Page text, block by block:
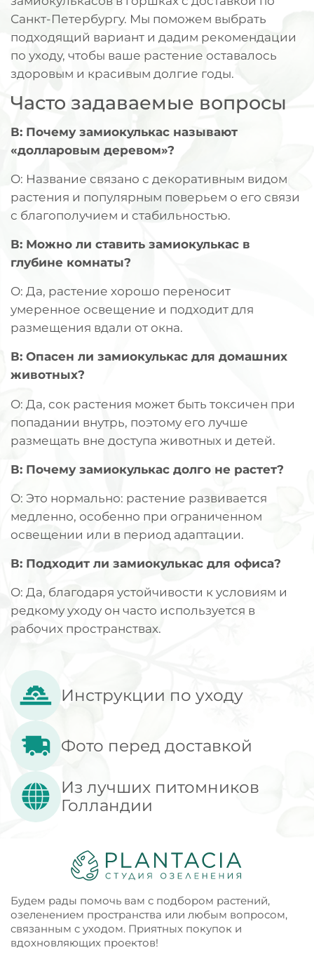
Санкт-Петербургу. Мы поможем выбрать
подходящий вариант и дадим рекомендации
по уходу, чтобы ваше растение оставалось
здоровым и красивым долгие годы.
Часто задаваемые вопросы
В: Почему замиокулькас называют
«долларовым деревом»?
О: Название связано с декоративным видом
растения и популярным поверьем о его связи
с благополучием и стабильностью.
В: Можно ли ставить замиокулькас в
глубине комнаты?
О: Да, растение хорошо переносит
умеренное освещение и подходит для
размещения вдали от окна.
В: Опасен ли замиокулькас для домашних
животных?
О: Да, сок растения может быть токсичен при
попадании внутрь, поэтому его лучше
размещать вне доступа животных и детей.
В: Почему замиокулькас долго не растет?
О: Это нормально: растение развивается
медленно, особенно при ограниченном
освещении или в период адаптации.
В: Подходит ли замиокулькас для офиса?
О: Да, благодаря устойчивости к условиям и
редкому уходу он часто используется в
рабочих пространствах.
Инструкции по уходу
Фото перед доставкой
Из лучших питомников
Голландии
Будем рады помочь вам с подбором растений,
озеленением пространства или любым вопросом,
связанным с уходом. Приятных покупок и
вдохновляющих проектов!